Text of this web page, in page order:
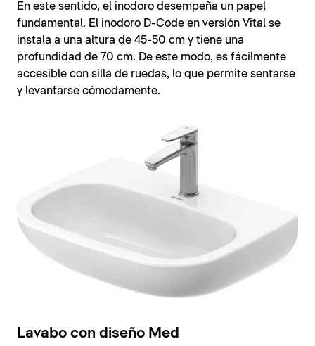
En este sentido, el inodoro desempeña un papel
fundamental. El inodoro D-Code en versión Vital se
instala a una altura de 45-50 cm y tiene una
profundidad de 70 cm. De este modo, es fácilmente
accesible con silla de ruedas, lo que permite sentarse
y levantarse cómodamente.
Lavabo con diseño Med